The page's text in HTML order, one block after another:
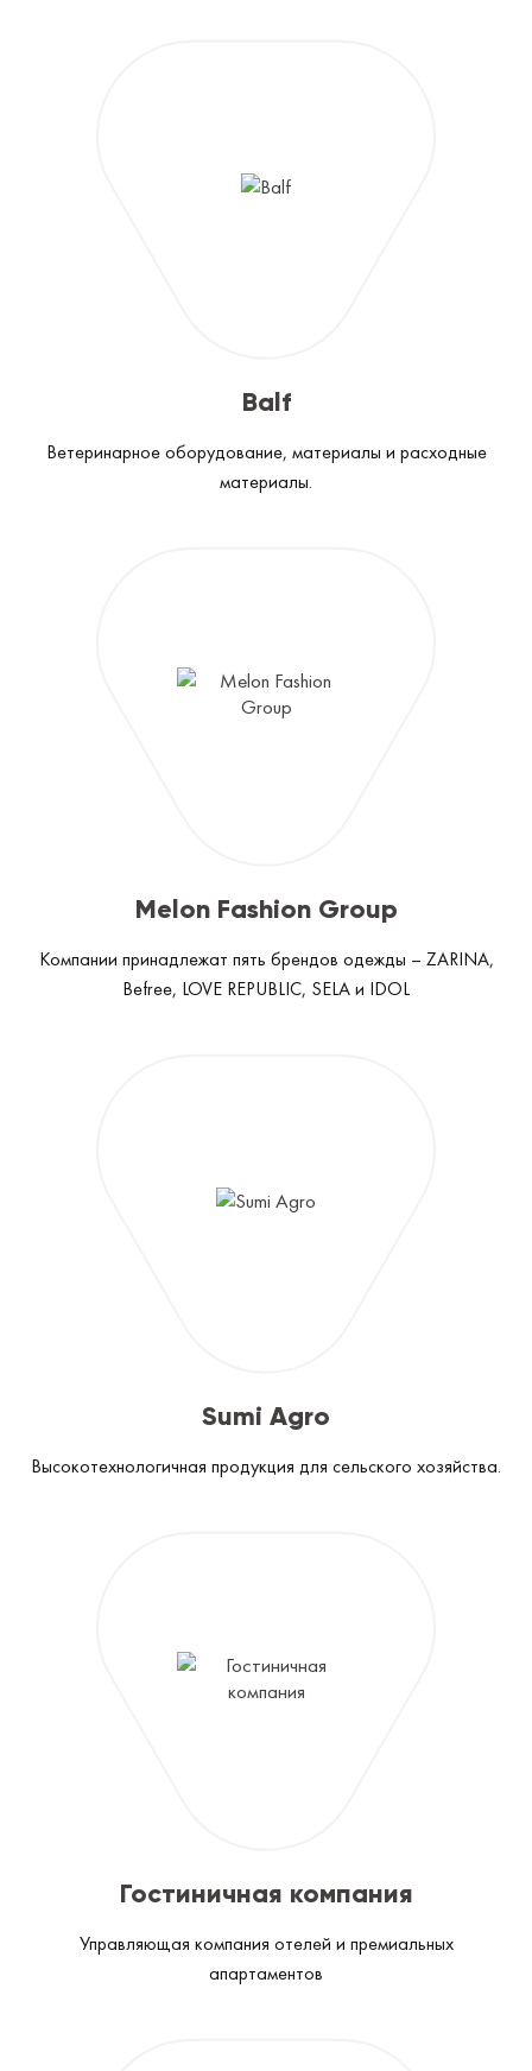
Balf
Ветеринарное оборудование, материалы и расходные
материалы.
Melon Fashion Group
Компании принадлежат пять брендов одежды – ZARINA,
Befree, LOVE REPUBLIC, SELA и IDOL
Sumi Agro
Высокотехнологичная продукция для сельского хозяйства.
Гостиничная компания
Управляющая компания отелей и премиальных
апартаментов